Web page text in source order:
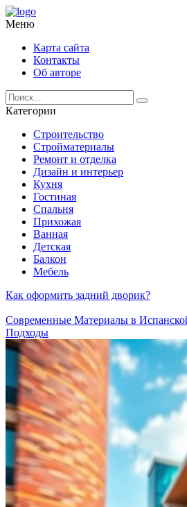
Меню
Карта сайта
Контакты
Об авторе
Категории
Строительство
Стройматериалы
Ремонт и отделка
Дизайн и интерьер
Кухня
Гостиная
Спальня
Прихожая
Ванная
Детская
Балкон
Мебель
Как оформить задний дворик?
Современные Материалы в
Подходы